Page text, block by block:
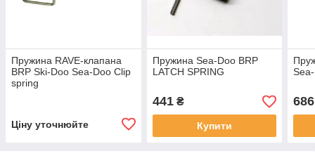
Пружина RAVE-клапана
BRP Ski-Doo Sea-Doo Clip
spring
Ціну уточнюйте
Пружина Sea-Doo BRP
LATCH SPRING
441₴
Купити
686